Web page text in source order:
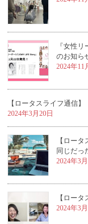
『女性
のお知ら
2024年11
【ロータスライフ通
2024年3月20日
【ロー
同じだ
2024年3
【ロー
2024年3